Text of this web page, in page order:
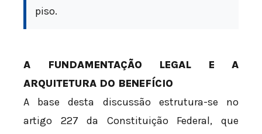
piso.
A FUNDAMENTAÇÃO LEGAL E A
ARQUITETURA DO BENEFÍCIO
A base desta discussão estrutura-se no
artigo 227 da Constituição Federal, que